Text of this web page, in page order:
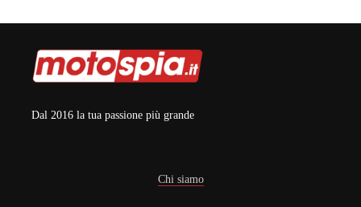
Dal 2016 la tua passione più grande
Chi siamo